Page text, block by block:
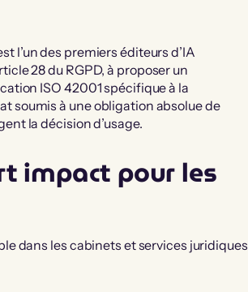
l’un des premiers éditeurs d’IA
28 du RGPD, à proposer un
ISO 42001 spécifique à la
soumis à une obligation absolue de
la décision d’usage.
impact pour les
dans les cabinets et services juridiques